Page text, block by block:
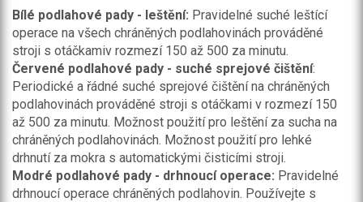
Bílé podlahové pady - leštění: Pravidelné suché leštící
operace na všech chráněných podlahovinách prováděné
stroji s otáčkamiv rozmezí 150 až 500 za minutu.
Červené podlahové pady - suché sprejové čištění:
Periodické a řádné suché sprejové čištění na chráněných
podlahovinách prováděné stroji s otáčkami v rozmezí 150
až 500 za minutu. Možnost použití pro leštění za sucha na
chráněných podlahovinách. Možnost použití pro lehké
drhnutí za mokra s automatickými čisticími stroji.
Modré podlahové pady - drhnoucí operace: Pravidelné
drhnoucí operace chráněných podlahovin. Používejte s